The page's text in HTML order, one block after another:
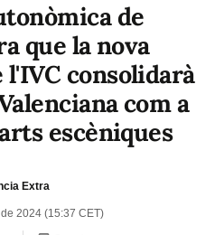
de
que la nova
consolidarà
com a
escèniques
Extra
2024 (15:37 CET)